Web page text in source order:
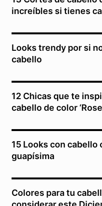
increíbles si tienes
Looks trendy por si
cabello
12 Chicas que te
cabello de color
15 Looks con
guapísima
Colores para tu